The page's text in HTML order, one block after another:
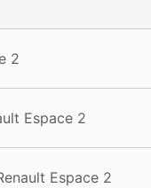
2
Espace 2
Espace 2